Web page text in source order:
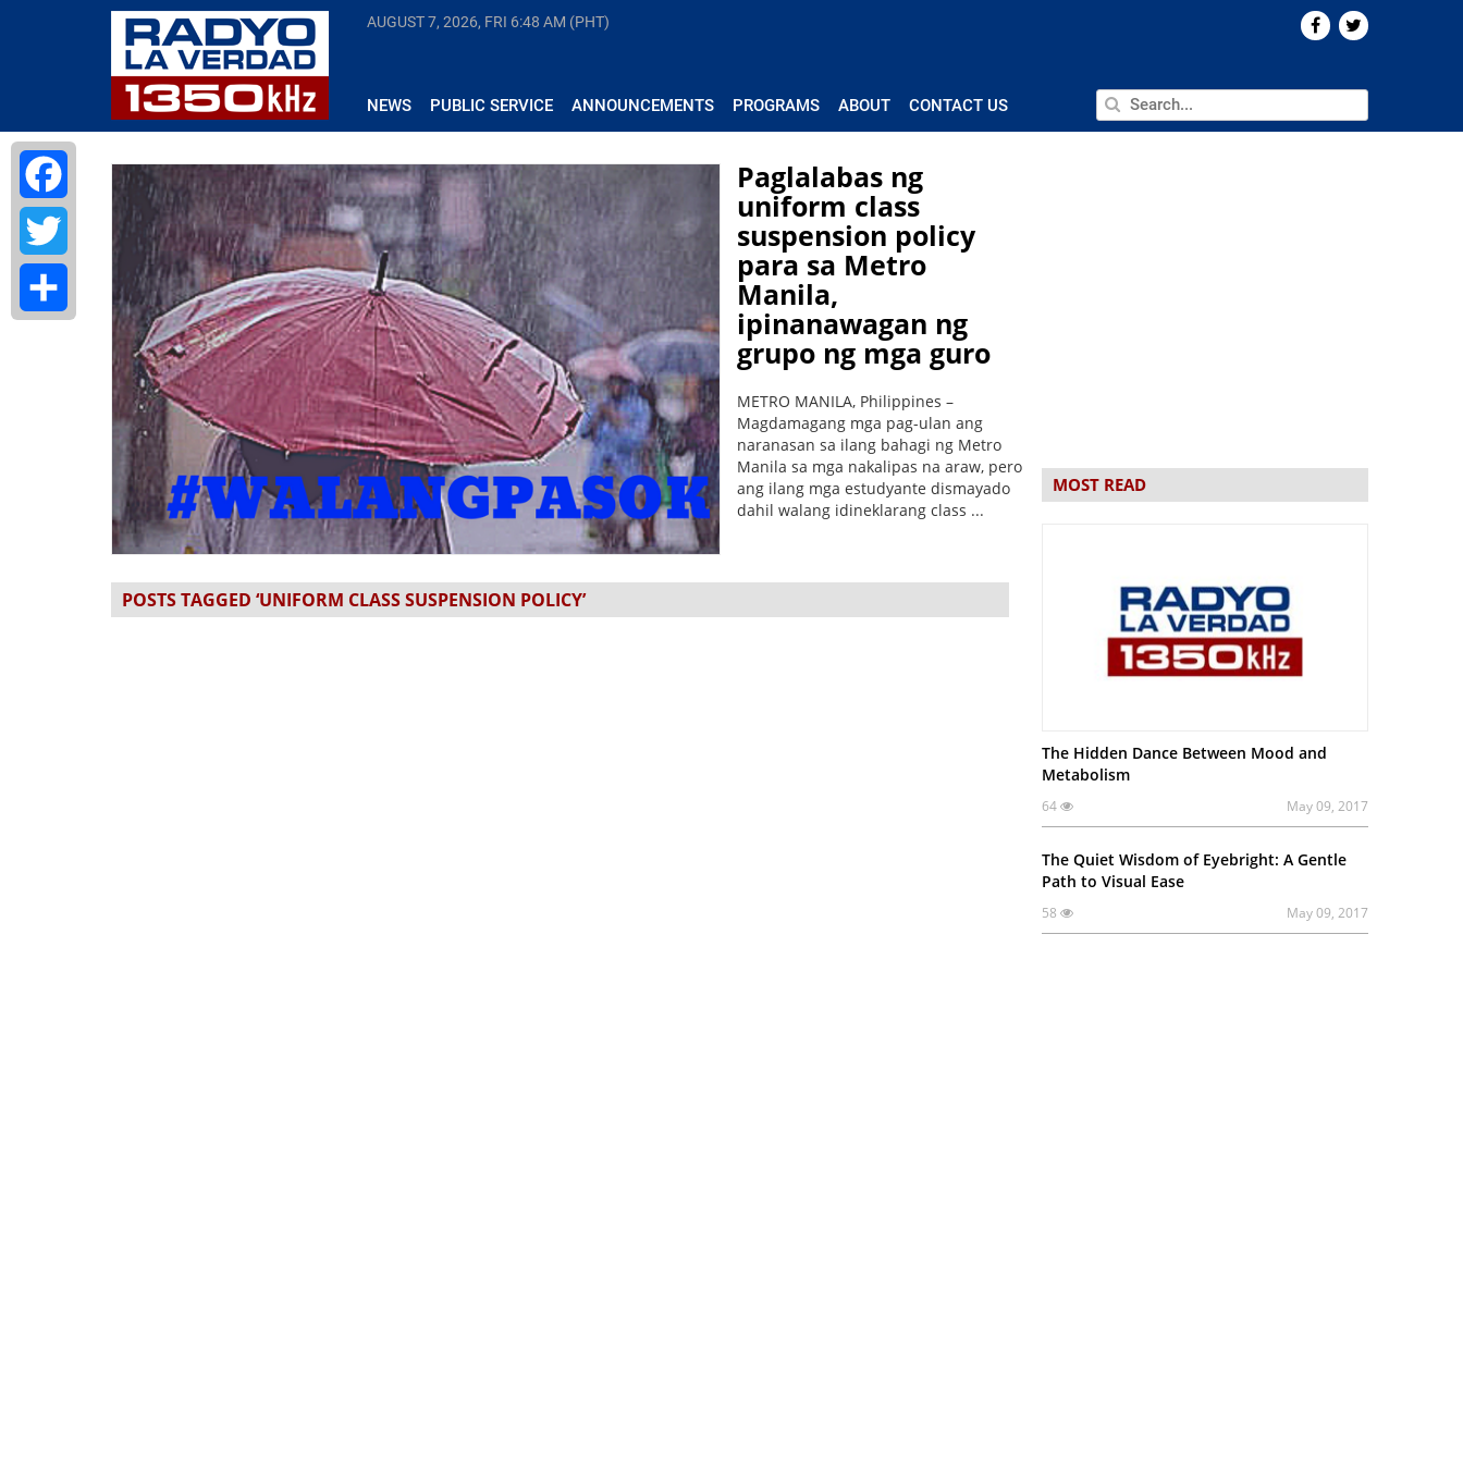
AUGUST 7, 2026, FRI 6:48 AM (PHT)
NEWS PUBLIC SERVICE ANNOUNCEMENTS PROGRAMS ABOUT CONTACT US
Paglalabas ng
uniform class
suspension policy
para sa Metro
Manila,
ipinanawagan ng
grupo ng mga guro
METRO MANILA, Philippines –
Magdamagang mga pag-ulan ang
naranasan sa ilang bahagi ng Metro
Manila sa mga nakalipas na araw, pero
ang ilang mga estudyante dismayado
dahil walang idineklarang class ...
POSTS TAGGED ‘UNIFORM CLASS SUSPENSION POLICY’
MOST READ
The Hidden Dance Between Mood and
Metabolism
64 May 09, 2017
The Quiet Wisdom of Eyebright: A Gentle
Path to Visual Ease
58 May 09, 2017
Facebook
Twitter